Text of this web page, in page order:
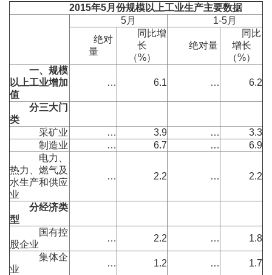
2015年5月份规模以上工业生产主要数据
5月
1-5月
绝对
量
同比增
长
（%）
绝对量
同比
增长
（%）
一、规模
以上工业增加
值
… 6.1 … 6.2
分三大门
类
采矿业
… 3.9 …
3.3
制造业
… 6.7 …
6.9
电力、
热力、燃气及
水生产和供应
业
… 2.2 … 2.2
分经济类
型
国有控
股企业
… 2.2 …
1.8
集体企
业
… 1.2 …
1.7